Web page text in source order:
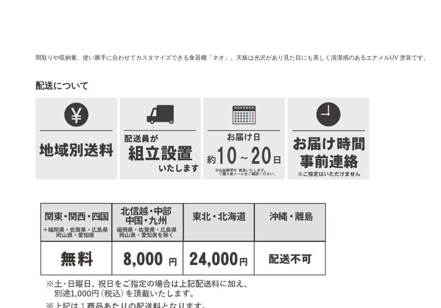
間取りや収納量、使い勝手に合わせてカスタマイズできる食器棚「ネオ」。天板は光沢があり見た目にも美しく清潔感のあるエナメルUV 塗装です。
配送について